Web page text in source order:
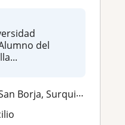
del
Borja, Surquillo